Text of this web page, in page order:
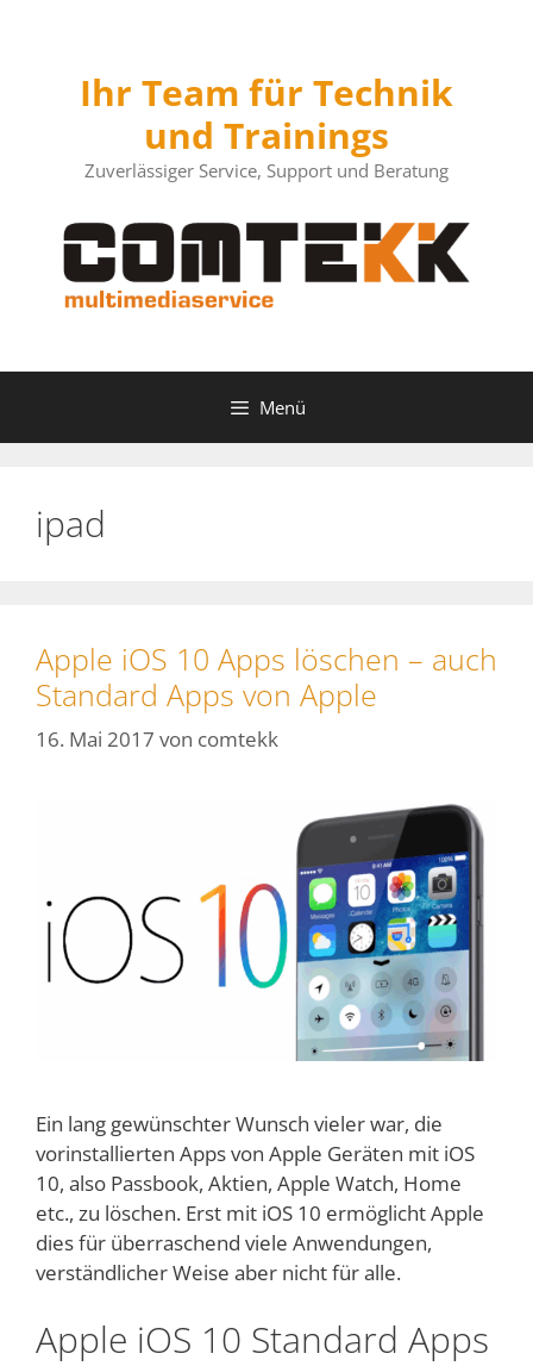
Ihr Team für Technik
und Trainings
Zuverlässiger Service, Support und Beratung
Menü
ipad
Apple iOS 10 Apps löschen – auch
Standard Apps von Apple
16. Mai 2017 von comtekk
Ein lang gewünschter Wunsch vieler war, die
vorinstallierten Apps von Apple Geräten mit iOS
10, also Passbook, Aktien, Apple Watch, Home
etc., zu löschen. Erst mit iOS 10 ermöglicht Apple
dies für überraschend viele Anwendungen,
verständlicher Weise aber nicht für alle.
Apple iOS 10 Standard Apps